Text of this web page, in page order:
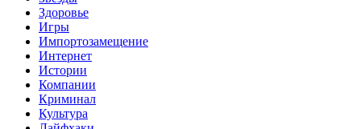
Здоровье
Игры
Импортозамещение
Интернет
Истории
Компании
Криминал
Культура